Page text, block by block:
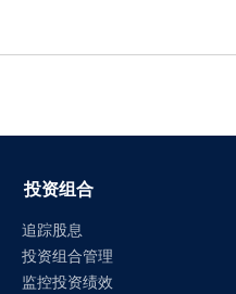
投资组合
追踪股息
投资组合管理
监控投资绩效